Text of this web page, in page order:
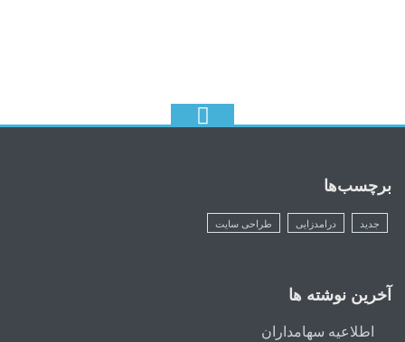
برچسب‌ها
جدید درامدزایی طراحی سایت
آخرین نوشته ها
اطلاعیه سهامداران